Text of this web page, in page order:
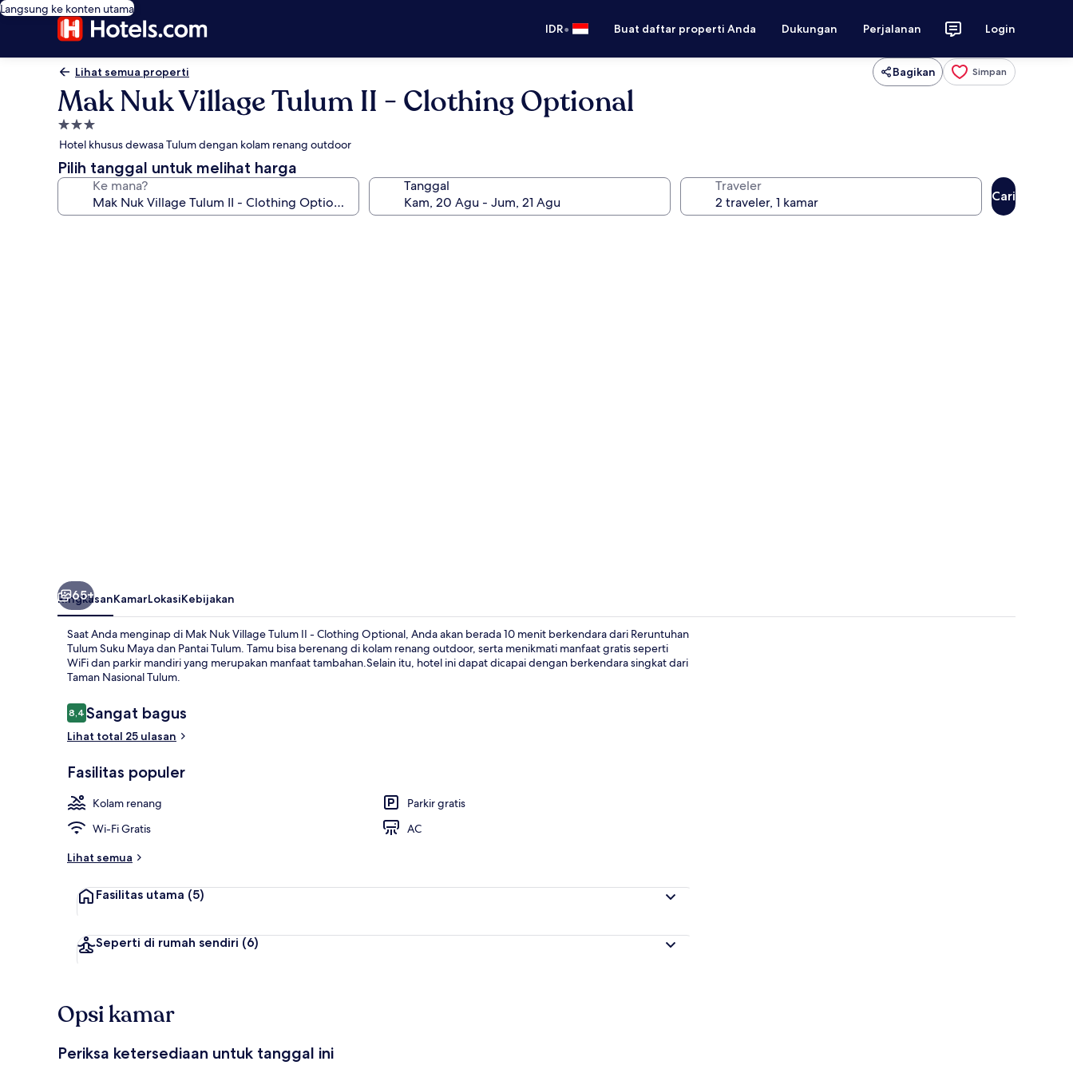
Langsung ke konten utama
IDR• Buat daftar properti Anda Dukungan Perjalanan Login
Lihat semua properti Bagikan Simpan
Mak Nuk Village Tulum II - Clothing Optional
Properti
bintang
3.0
Hotel khusus dewasa Tulum dengan kolam renang outdoor
Pilih tanggal untuk melihat harga
Ke mana? Tanggal Traveler
Cari
65+
RingkasanKamarLokasiKebijakan
Saat Anda menginap di Mak Nuk Village Tulum II - Clothing Optional, Anda akan berada 10 menit berkendara dari Reruntuhan
Tulum Suku Maya dan Pantai Tulum. Tamu bisa berenang di kolam renang outdoor, serta menikmati manfaat gratis seperti
WiFi dan parkir mandiri yang merupakan manfaat tambahan.Selain itu, hotel ini dapat dicapai dengan berkendara singkat dari
Taman Nasional Tulum.
Ulasan
8,48,4 dari 10
Sangat bagus
Lihat total 25 ulasan
Fasilitas populer
Kolam renang
Parkir gratis
Wi-Fi Gratis
AC
Lihat semua
Fasilitas utama (5)
Seperti di rumah sendiri (6)
Opsi kamar
Periksa ketersediaan untuk tanggal ini